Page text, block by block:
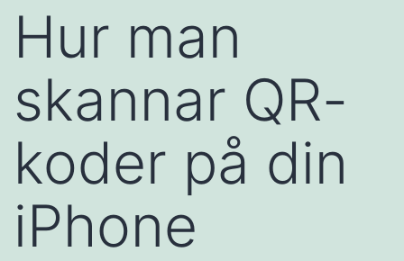
Hur man
skannar QR-
koder på din
iPhone